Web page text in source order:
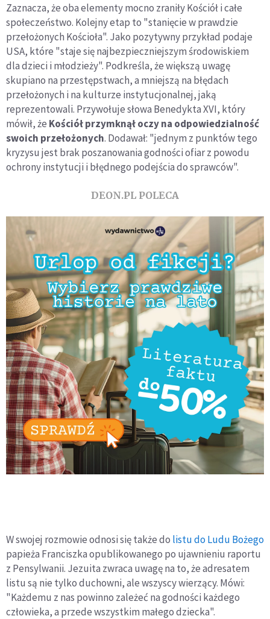
Zaznacza, że oba elementy mocno zraniły Kościół i całe
społeczeństwo. Kolejny etap to "stanięcie w prawdzie
przełożonych Kościoła". Jako pozytywny przykład podaje
USA, które "staje się najbezpieczniejszym środowiskiem
dla dzieci i młodzieży". Podkreśla, że większą uwagę
skupiano na przestępstwach, a mniejszą na błędach
przełożonych i na kulturze instytucjonalnej, jaką
reprezentowali. Przywołuje słowa Benedykta XVI, który
mówił, że Kościół przymknął oczy na odpowiedzialność
swoich przełożonych. Dodawał: "jednym z punktów tego
kryzysu jest brak poszanowania godności ofiar z powodu
ochrony instytucji i błędnego podejścia do sprawców".
DEON.PL POLECA
W swojej rozmowie odnosi się także do listu do Ludu Bożego
papieża Franciszka opublikowanego po ujawnieniu raportu
z Pensylwanii. Jezuita zwraca uwagę na to, że adresatem
listu są nie tylko duchowni, ale wszyscy wierzący. Mówi:
"Każdemu z nas powinno zależeć na godności każdego
człowieka, a przede wszystkim małego dziecka".